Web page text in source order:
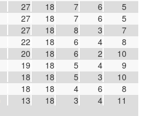
27 18 7 6
5
27 18 7 6
5
27 18 8 3
7
22 18 6 4
8
20 18 6 2
10
19 18 5 4
9
18 18 5 3
10
18 18 4 6
8
13 18 3 4 11